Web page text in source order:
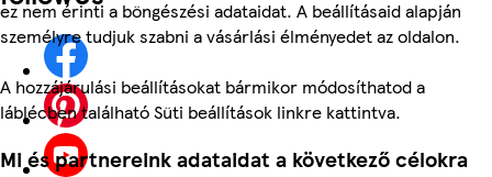
ez nem érinti a böngészési adataidat. A beállításaid alapján
személyre tudjuk szabni a vásárlási élményedet az oldalon.
A hozzájárulási beállításokat bármikor módosíthatod a
láblécben található Süti beállítások linkre kattintva.
Mi és partnereink adataidat a következő célokra